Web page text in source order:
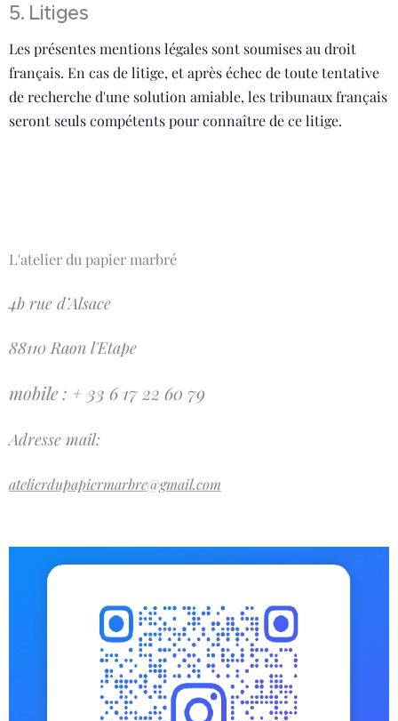
5. Litiges
Les présentes mentions légales sont soumises au droit
français. En cas de litige, et après échec de toute tentative
de recherche d'une solution amiable, les tribunaux français
seront seuls compétents pour connaître de ce litige.
L'atelier du papier marbré
4b rue d’Alsace
88110 Raon l'Etape
mobile : + 33 6 17 22 60 79
Adresse mail:
atelierdupapiermarbre@gmail.com